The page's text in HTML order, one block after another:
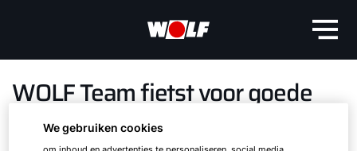
WOLF Team fietst voor goede
doelWe gebruiken cookies